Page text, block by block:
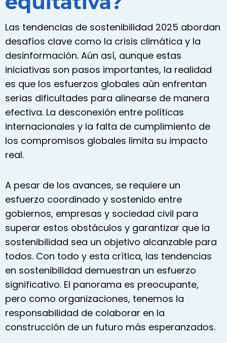
Las tendencias de sostenibilidad 2025 abordan
desafíos clave como la crisis climática y la
desinformación. Aún así, aunque estas
iniciativas son pasos importantes, la realidad
es que los esfuerzos globales aún enfrentan
serias dificultades para alinearse de manera
efectiva. La desconexión entre políticas
internacionales y la falta de cumplimiento de
los compromisos globales limita su impacto
real.
A pesar de los avances, se requiere un
esfuerzo coordinado y sostenido entre
gobiernos, empresas y sociedad civil para
superar estos obstáculos y garantizar que la
sostenibilidad sea un objetivo alcanzable para
todos. Con todo y esta crítica, las tendencias
en sostenibilidad demuestran un esfuerzo
significativo. El panorama es preocupante,
pero como organizaciones, tenemos la
responsabilidad de colaborar en la
construcción de un futuro más esperanzados.